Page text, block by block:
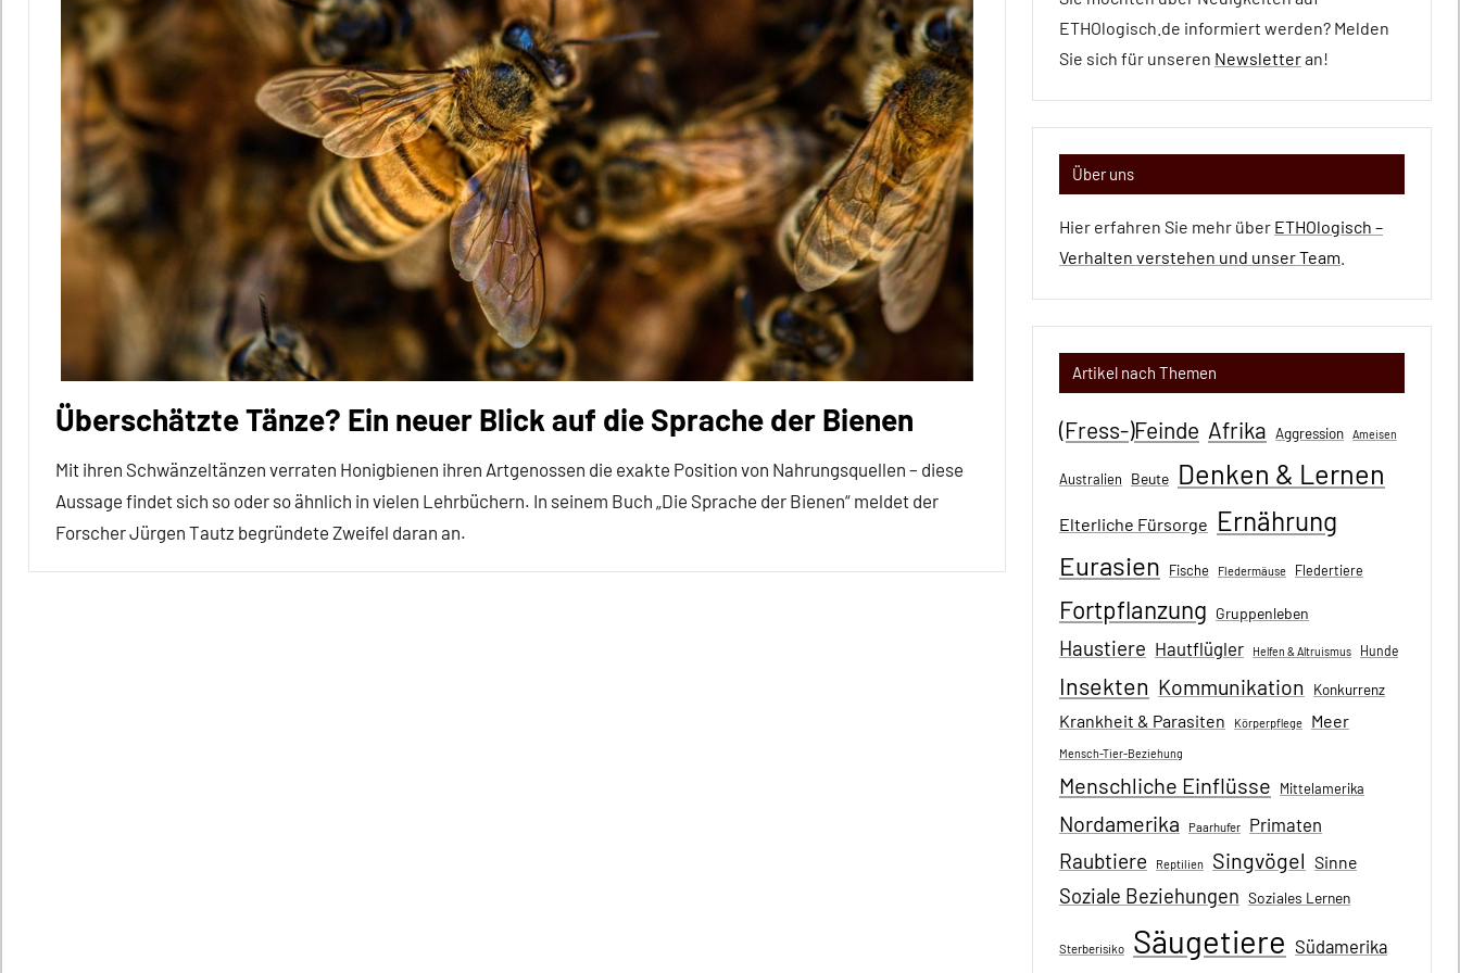
Überschätzte Tänze? Ein neuer Blick auf die Sprache der Bienen
Mit ihren Schwänzeltänzen verraten Honigbienen ihren Artgenossen die exakte Position von Nahrungsquellen – diese
Aussage findet sich so oder so ähnlich in vielen Lehrbüchern. In seinem Buch „Die Sprache der Bienen“ meldet der
Forscher Jürgen Tautz begründete Zweifel daran an.
ETHOlogisch.de informiert werden? Melden
Sie sich für unseren Newsletteran!
Über uns
Hier erfahren Sie mehr über ETHOlogisch –
Verhalten verstehen und unser Team
Artikel nach Themen
(Fress-)Feinde Afrika Aggression Ameisen
Australien Beute Denken & Lernen
Elterliche Fürsorge Ernährung
Eurasien Fische Fledermäuse Fledertiere
Fortpflanzung Gruppenleben
Haustiere Hautflügler Helfen & Altruismus Hunde
Insekten Kommunikation Konkurrenz
Krankheit & Parasiten Körperpflege Meer
Mensch-Tier-Beziehung
Menschliche Einflüsse Mittelamerika
Nordamerika Paarhufer Primaten
Raubtiere Reptilien Singvögel Sinne
Soziale Beziehungen Soziales Lernen
Sterberisiko Säugetiere Südamerika